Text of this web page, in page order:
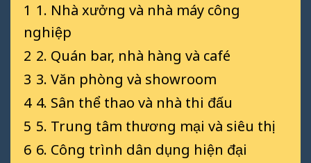
1 1. Nhà xưởng và nhà máy công
nghiệp
2 2. Quán bar, nhà hàng và café
3 3. Văn phòng và showroom
4 4. Sân thể thao và nhà thi đấu
5 5. Trung tâm thương mại và siêu thị
6 6. Công trình dân dụng hiện đại